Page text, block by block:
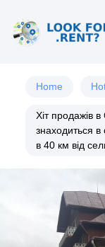
Home
Хіт продажів в
знаходиться в
в 40 км від